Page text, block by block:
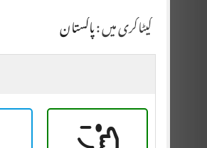
کیٹاگری میں :پاکستان